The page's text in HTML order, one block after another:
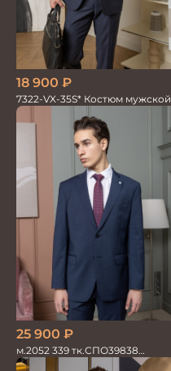
18 900 ₽
7322-VX-35S* Костюм мужской
двойка
25 900 ₽
м.2052 339 тк.СПО39838
Костюм мужской